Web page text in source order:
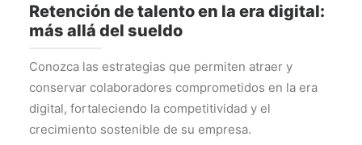
Retención de talento en la era digital:
más allá del sueldo
Conozca las estrategias que permiten atraer y
conservar colaboradores comprometidos en la era
digital, fortaleciendo la competitividad y el
crecimiento sostenible de su empresa.